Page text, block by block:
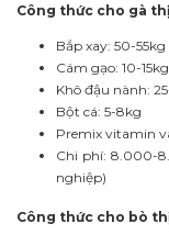
Công thức cho gà
Bắp xay: 50-55kg
Cám gạo: 10-15kg
Khô đậu nành:
Bột cá: 5-8kg
Premix vitamin
Chi phí: 8.000-
nghiệp)
Công thức cho bò